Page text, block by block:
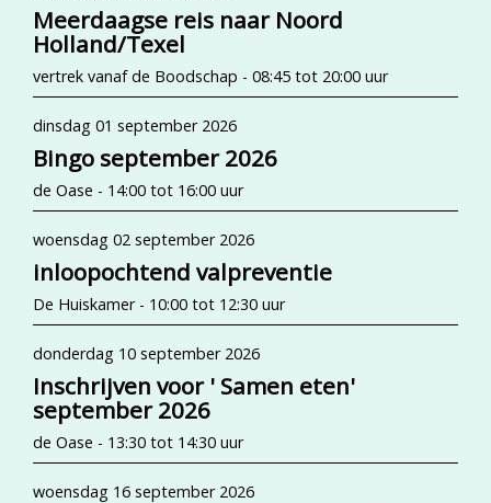
Meerdaagse reis naar Noord
Holland/Texel
vertrek vanaf de Boodschap - 08:45 tot 20:00 uur
dinsdag 01 september 2026
Bingo september 2026
de Oase - 14:00 tot 16:00 uur
woensdag 02 september 2026
inloopochtend valpreventie
De Huiskamer - 10:00 tot 12:30 uur
donderdag 10 september 2026
Inschrijven voor ' Samen eten'
september 2026
de Oase - 13:30 tot 14:30 uur
woensdag 16 september 2026